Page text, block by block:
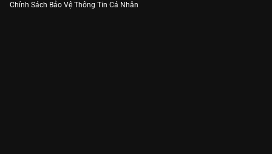
Chính Sách Bảo Vệ Thông Tin Cá Nhân